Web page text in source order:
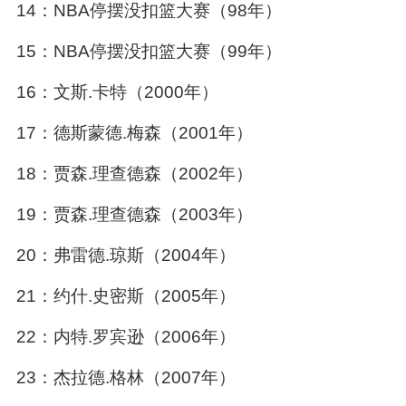
14：NBA停摆没扣篮大赛（98年）
15：NBA停摆没扣篮大赛（99年）
16：文斯.卡特（2000年）
17：德斯蒙德.梅森（2001年）
18：贾森.理查德森（2002年）
19：贾森.理查德森（2003年）
20：弗雷德.琼斯（2004年）
21：约什.史密斯（2005年）
22：内特.罗宾逊（2006年）
23：杰拉德.格林（2007年）